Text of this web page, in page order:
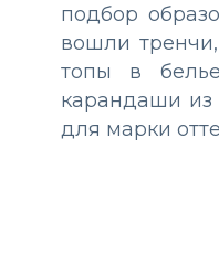
подбор
вошли
топы в
карандаши из
для марки